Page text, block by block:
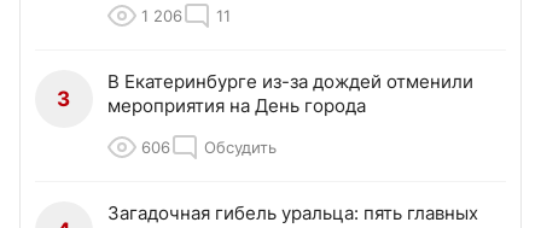
1 206 11
3
В Екатеринбурге из-за дождей отменили
мероприятия на День города
606 Обсудить
Загадочная гибель уральца: пять главных